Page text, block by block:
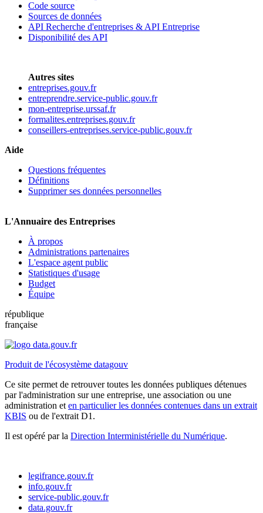
Code source
Sources de données
API Recherche d'entreprises & API Entreprise
Disponibilité des API
Autres sites
entreprises.gouv.fr
entreprendre.service-public.gouv.fr
mon-entreprise.urssaf.fr
formalites.entreprises.gouv.fr
conseillers-entreprises.service-public.gouv.fr
Aide
Questions fréquentes
Définitions
Supprimer ses données personnelles
L'Annuaire des Entreprises
À propos
Administrations partenaires
L'espace agent public
Statistiques d'usage
Budget
Équipe
république
française
Produit de l'écosystème datagouv
Ce site permet de retrouver toutes les données publiques détenues
par l'administration sur une entreprise, une association ou une
administration et en particulier les données contenues dans un extrait
KBIS ou de l'extrait D1.
Il est opéré par la Direction Interministérielle du Numérique.
legifrance.gouv.fr
info.gouv.fr
service-public.gouv.fr
data.gouv.fr